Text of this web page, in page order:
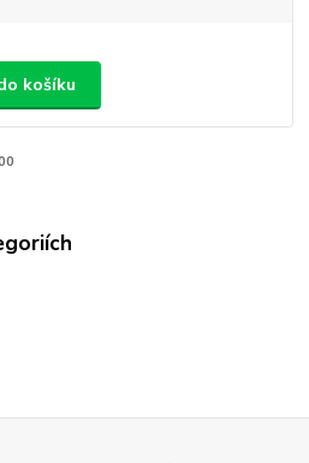
košíku